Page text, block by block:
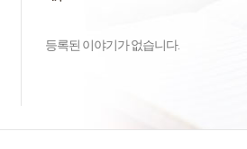
등록된 이야기가 없습니다.